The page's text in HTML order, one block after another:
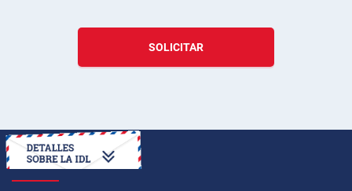
SOLICITAR
CÓMO OBTENER